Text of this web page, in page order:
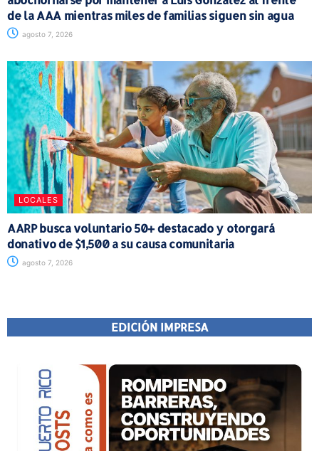
de la AAA mientras miles de familias siguen sin agua
agosto 7, 2026
LOCALES
AARP busca voluntario 50+ destacado y otorgará
donativo de $1,500 a su causa comunitaria
agosto 7, 2026
EDICIÓN IMPRESA